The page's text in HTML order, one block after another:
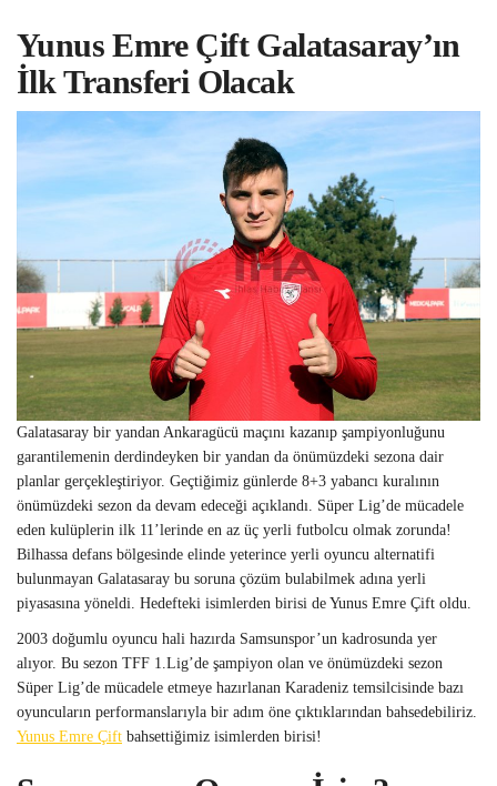
Yunus Emre Çift Galatasaray’ın
İlk Transferi Olacak
Galatasaray bir yandan Ankaragücü maçını kazanıp şampiyonluğunu
garantilemenin derdindeyken bir yandan da önümüzdeki sezona dair
planlar gerçekleştiriyor. Geçtiğimiz günlerde 8+3 yabancı kuralının
önümüzdeki sezon da devam edeceği açıklandı. Süper Lig’de mücadele
eden kulüplerin ilk 11’lerinde en az üç yerli futbolcu olmak zorunda!
Bilhassa defans bölgesinde elinde yeterince yerli oyuncu alternatifi
bulunmayan Galatasaray bu soruna çözüm bulabilmek adına yerli
piyasasına yöneldi. Hedefteki isimlerden birisi de Yunus Emre Çift oldu.
2003 doğumlu oyuncu hali hazırda Samsunspor’un kadrosunda yer
alıyor. Bu sezon TFF 1.Lig’de şampiyon olan ve önümüzdeki sezon
Süper Lig’de mücadele etmeye hazırlanan Karadeniz temsilcisinde bazı
oyuncuların performanslarıyla bir adım öne çıktıklarından bahsedebiliriz.
Yunus Emre Çift bahsettiğimiz isimlerden birisi!